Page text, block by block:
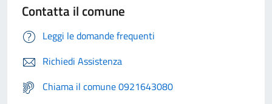
Contatta il comune
Leggi le domande frequenti
Richiedi Assistenza
Chiama il comune 0921643080